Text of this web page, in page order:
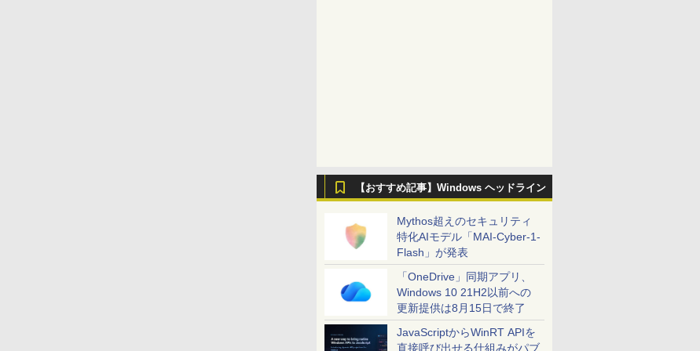
【おすすめ記事】Windows ヘッドライン
Mythos超えのセキュリティ
特化AIモデル「MAI-Cyber-1-
Flash」が発表
「OneDrive」同期アプリ、
Windows 10 21H2以前への
更新提供は8月15日で終了
JavaScriptからWinRT APIを
直接呼び出せる仕組みがパブ